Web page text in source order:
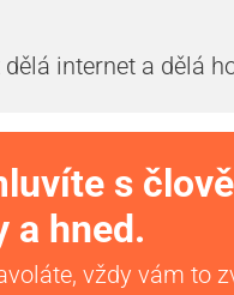
internet a dělá
s
a hned.
vždy vám to